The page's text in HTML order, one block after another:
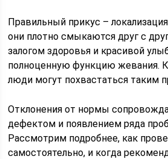
Правильный прикус –
они плотно смыкаются друг с
залогом здоровья и красивой
полноценную функцию жевания.
люди могут похвастаться таким
Отклонения от нормы
дефектом и появлением ряда
Рассмотрим подробнее, как
самостоятельно, и когда